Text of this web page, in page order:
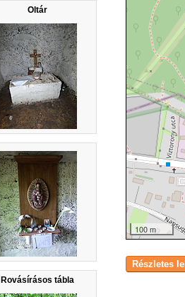
Oltár
Rovásírásos tábla
100 m